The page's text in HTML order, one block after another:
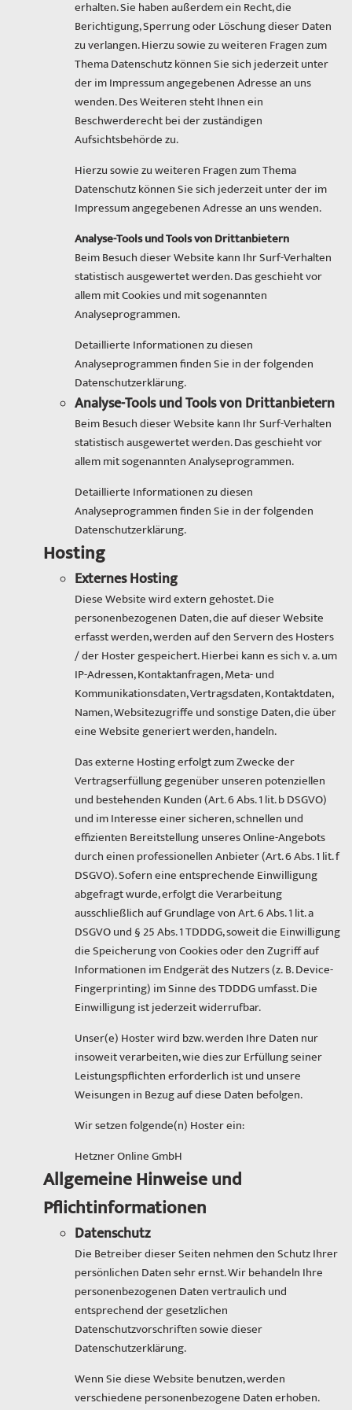
erhalten. Sie haben außerdem ein Recht, die
Berichtigung, Sperrung oder Löschung dieser Daten
zu verlangen. Hierzu sowie zu weiteren Fragen zum
Thema Datenschutz können Sie sich jederzeit unter
der im Impressum angegebenen Adresse an uns
wenden. Des Weiteren steht Ihnen ein
Beschwerderecht bei der zuständigen
Aufsichtsbehörde zu.
Hierzu sowie zu weiteren Fragen zum Thema
Datenschutz können Sie sich jederzeit unter der im
Impressum angegebenen Adresse an uns wenden.
Analyse-Tools und Tools von Drittanbietern
Beim Besuch dieser Website kann Ihr Surf-Verhalten
statistisch ausgewertet werden. Das geschieht vor
allem mit Cookies und mit sogenannten
Analyseprogrammen.
Detaillierte Informationen zu diesen
Analyseprogrammen finden Sie in der folgenden
Datenschutzerklärung.
Analyse-Tools und Tools von Drittanbietern
Beim Besuch dieser Website kann Ihr Surf-Verhalten
statistisch ausgewertet werden. Das geschieht vor
allem mit sogenannten Analyseprogrammen.
Detaillierte Informationen zu diesen
Analyseprogrammen finden Sie in der folgenden
Datenschutzerklärung.
Hosting
Externes Hosting
Diese Website wird extern gehostet. Die
personenbezogenen Daten, die auf dieser Website
erfasst werden, werden auf den Servern des Hosters
/ der Hoster gespeichert. Hierbei kann es sich v. a. um
IP-Adressen, Kontaktanfragen, Meta- und
Kommunikationsdaten, Vertragsdaten, Kontaktdaten,
Namen, Websitezugriffe und sonstige Daten, die über
eine Website generiert werden, handeln.
Das externe Hosting erfolgt zum Zwecke der
Vertragserfüllung gegenüber unseren potenziellen
und bestehenden Kunden (Art. 6 Abs. 1 lit. b DSGVO)
und im Interesse einer sicheren, schnellen und
effizienten Bereitstellung unseres Online-Angebots
durch einen professionellen Anbieter (Art. 6 Abs. 1 lit. f
DSGVO). Sofern eine entsprechende Einwilligung
abgefragt wurde, erfolgt die Verarbeitung
ausschließlich auf Grundlage von Art. 6 Abs. 1 lit. a
DSGVO und § 25 Abs. 1 TDDDG, soweit die Einwilligung
die Speicherung von Cookies oder den Zugriff auf
Informationen im Endgerät des Nutzers (z. B. Device-
Fingerprinting) im Sinne des TDDDG umfasst. Die
Einwilligung ist jederzeit widerrufbar.
Unser(e) Hoster wird bzw. werden Ihre Daten nur
insoweit verarbeiten, wie dies zur Erfüllung seiner
Leistungspflichten erforderlich ist und unsere
Weisungen in Bezug auf diese Daten befolgen.
Wir setzen folgende(n) Hoster ein:
Hetzner Online GmbH
Allgemeine Hinweise und
Pflichtinformationen
Datenschutz
Die Betreiber dieser Seiten nehmen den Schutz Ihrer
persönlichen Daten sehr ernst. Wir behandeln Ihre
personenbezogenen Daten vertraulich und
entsprechend der gesetzlichen
Datenschutzvorschriften sowie dieser
Datenschutzerklärung.
Wenn Sie diese Website benutzen, werden
verschiedene personenbezogene Daten erhoben.